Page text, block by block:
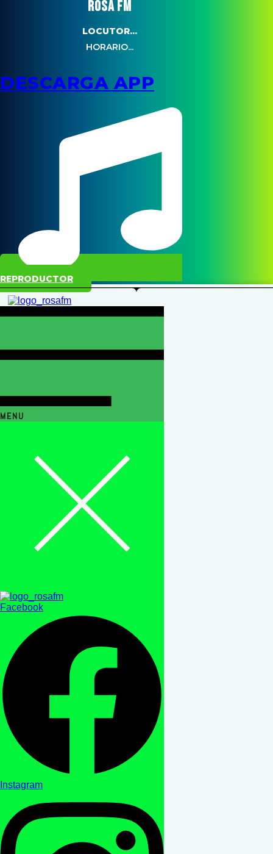
ROSA FM
LOCUTOR...
HORARIO...
DESCARGA APP
REPRODUCTOR
MENU
Facebook
Instagram